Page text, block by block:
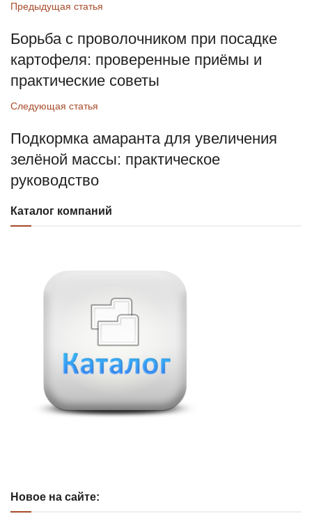
Предыдущая статья
Борьба с проволочником при посадке
картофеля: проверенные приёмы и
практические советы
Следующая статья
Подкормка амаранта для увеличения
зелёной массы: практическое
руководство
Каталог компаний
Новое на сайте: